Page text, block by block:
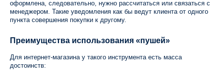
оформлена, следовательно, нужно рассчитаться или связаться с
менеджером. Такие уведомления как бы ведут клиента от одного
пункта совершения покупки к другому.
Преимущества использования «пушей»
Для интернет-магазина у такого инструмента есть масса
достоинств: